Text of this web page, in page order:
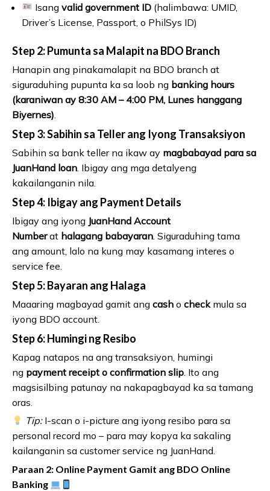
Isangvalid government ID (halimbawa: UMID,
Driver’s License, Passport, o PhilSys ID)
Step 2: Pumunta sa Malapit na BDO Branch
Hanapin ang pinakamalapit na BDO branch at
siguraduhing pupunta ka sa loob ng banking hours
(karaniwan ay 8:30 AM – 4:00 PM, Lunes hanggang
Biyernes).
Step 3: Sabihin sa Teller ang Iyong Transaksiyon
Sabihin sa bank teller na ikaw ay magbabayad para sa
JuanHand loan. Ibigay ang mga detalyeng
kakailanganin nila.
Step 4: Ibigay ang Payment Details
Ibigay ang iyong JuanHand Account
Numberat halagang babayaran. Siguraduhing tama
ang amount, lalo na kung may kasamang interes o
service fee.
Step 5: Bayaran ang Halaga
Maaaring magbayad gamit ang cash o checkmula sa
iyong BDO account.
Step 6: Humingi ng Resibo
Kapag natapos na ang transaksiyon, humingi
ng payment receipt o confirmation slip. Ito ang
magsisilbing patunay na nakapagbayad ka sa tamang
oras.
Tip:I-scan o i-picture ang iyong resibo para sa
personal record mo – para may kopya ka sakaling
kailanganin sa customer service ng JuanHand.
Paraan 2: Online Payment Gamit ang BDO Online
Banking